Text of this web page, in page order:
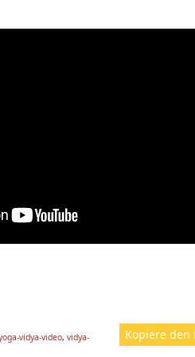
Kopiere den
vidya-video, vidya-